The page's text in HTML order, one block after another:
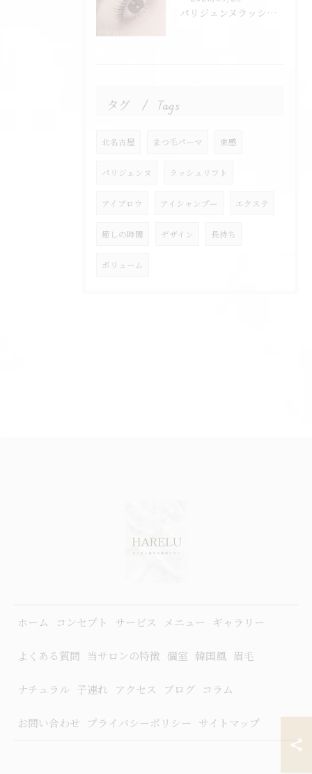
パリジェンヌラッシュリフトは
タグ Tags
北名古屋 まつ毛パーマ 束感
パリジェンヌ ラッシュリフト
アイブロウ アイシャンプー エクステ
癒しの時間 デザイン 長持ち
ボリューム
ホーム コンセプト サービス メニュー ギャラリー
よくある質問 当サロンの特徴 個室 韓国風 眉毛
ナチュラル 子連れ アクセス ブログ コラム
お問い合わせ プライバシーポリシー サイトマップ